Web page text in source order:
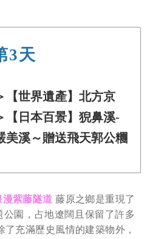
3天
【世界遺產】北方京
【日本百景】猊鼻溪-
美溪～贈送飛天郭公糰
漫紫藤隧道 藤原之鄉是重現了
公園，占地遼闊且保留了許多
充滿歷史風情的建築物外，